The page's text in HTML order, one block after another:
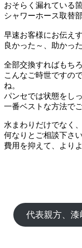
おそらく漏れている
シャワーホース取替
早速お客様にお伝えす
良かった～、助かっ
全部交換すればもち
こんなご時世ですの
ね。
パンセでは状態をし
一番ベストな方法で
水まわりだけでなく
何なりとご相談下さい
費用を抑えて、より
代表親方、漆